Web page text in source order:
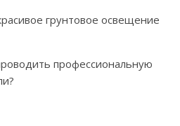
грунтовое освещение
профессиональную